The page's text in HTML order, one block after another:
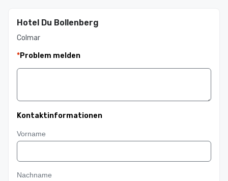
Hotel Du Bollenberg
Colmar
*Problem melden
Kontaktinformationen
Vorname
Nachname